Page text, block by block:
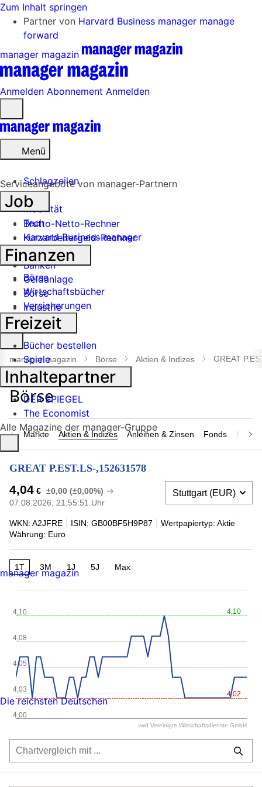
Zum Inhalt springen
Partner von Harvard Business manager manage
forward
manager magazin
Anmelden Abonnement Anmelden
öffnen
Menü
Schlagzeilen
Mobilität
Tech
Harvard Business manager
Handel
Banken
Geldanlage
Börse
Industrie
Suche
öffnen
manager magazin Börse Aktien & Indizes GREAT
Märkte Aktien & Indizes Anleihen & Zinsen Fonds
GREAT P.EST.LS-,152631578
4,04 € ±0,00 (±0,00%)
07.08.2026, 21:55:51 Uhr
WKN: A2JFRE ISIN: GB00BF5H9P87
Wertpapiertyp: Aktie
Währung: Euro
1T 3M 1J 5J Max
4,10
4,02
4,00
4,03
4,05
4,08
4,10
vwd Vereinigte Wirtschaftsdienste GmbH
Serviceangebote von manager-Partnern
Job
Brutto-Netto-Rechner
Kurzarbeitergeld-Rechner
Finanzen
Börse
Wirtschaftsbücher
Versicherungen
Freizeit
Bücher bestellen
Spiele
Inhaltepartner
DER SPIEGEL
The Economist
Alle Magazine der manager-Gruppe
manager magazin
Die reichsten Deutschen